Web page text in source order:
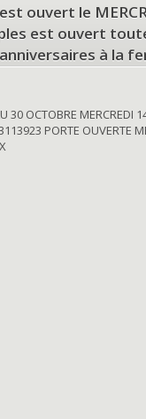
ouvert le
est ouvert
à la
30 OCTOBRE MERCREDI
PORTE OUVERTE